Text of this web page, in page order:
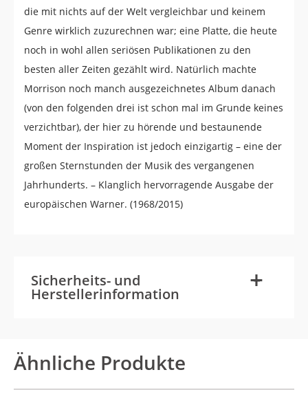
die mit nichts auf der Welt vergleichbar und keinem
Genre wirklich zuzurechnen war; eine Platte, die heute
noch in wohl allen seriösen Publikationen zu den
besten aller Zeiten gezählt wird. Natürlich machte
Morrison noch manch ausgezeichnetes Album danach
(von den folgenden drei ist schon mal im Grunde keines
verzichtbar), der hier zu hörende und bestaunende
Moment der Inspiration ist jedoch einzigartig – eine der
großen Sternstunden der Musik des vergangenen
Jahrhunderts. – Klanglich hervorragende Ausgabe der
europäischen Warner. (1968/2015)
Sicherheits- und
Herstellerinformation +
-
Ähnliche Produkte